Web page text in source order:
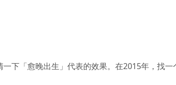
下「愈晚出生」代表的效果。在2015年，找一